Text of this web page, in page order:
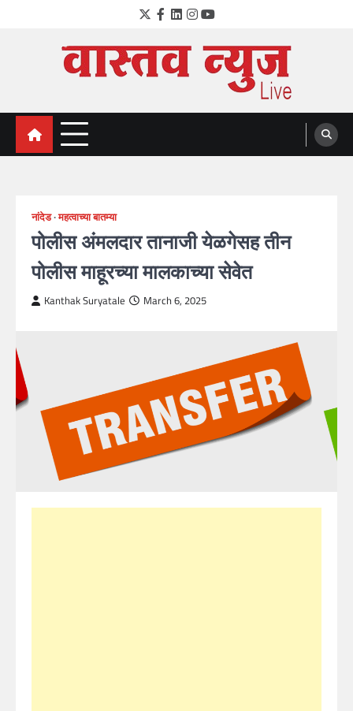
Twitter
Facebook
LinkedIn
Instagram
YouTube
VastavNEWSLive.com
a leading NEWS portal of Maharahstra
नांदेड महत्वाच्या बातम्या
पोलीस अंमलदार तानाजी येळगेसह तीन
पोलीस माहूरच्या मालकाच्या सेवेत
Kanthak Suryatale March 6, 2025